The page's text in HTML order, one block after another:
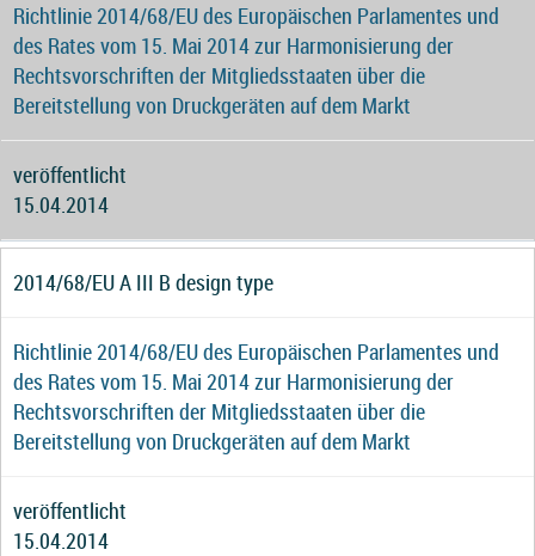
Richtlinie 2014/68/EU des Europäischen Parlamentes und
des Rates vom 15. Mai 2014 zur Harmonisierung der
Rechtsvorschriften der Mitgliedsstaaten über die
Bereitstellung von Druckgeräten auf dem Markt
veröffentlicht
15.04.2014
2014/68/EU A III B design type
Richtlinie 2014/68/EU des Europäischen Parlamentes und
des Rates vom 15. Mai 2014 zur Harmonisierung der
Rechtsvorschriften der Mitgliedsstaaten über die
Bereitstellung von Druckgeräten auf dem Markt
veröffentlicht
15.04.2014